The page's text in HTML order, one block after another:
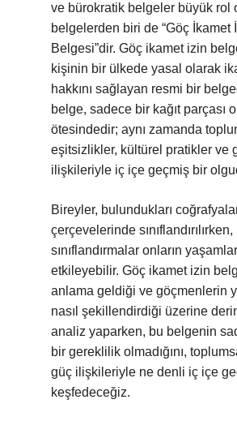
ve bürokratik belgeler büyük rol
belgelerden biri de “Göç İkamet
Belgesi”dir. Göç ikamet izin
kişinin bir ülkede yasal olarak
hakkını sağlayan resmi bir
belge, sadece bir kağıt parçası
ötesindedir; aynı zamanda
eşitsizlikler, kültürel pratikler ve
ilişkileriyle iç içe geçmiş bir
Bireyler, bulundukları
çerçevelerinde sınıflandırılırken,
sınıflandırmalar onların
etkileyebilir. Göç ikamet izin
anlama geldiği ve göçmenlerin
nasıl şekillendirdiği üzerine
analiz yaparken, bu belgenin
bir gereklilik olmadığını,
güç ilişkileriyle ne denli iç içe
keşfedeceğiz.